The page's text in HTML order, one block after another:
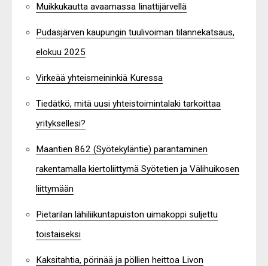
Muikkukautta avaamassa Iinattijärvellä
Pudasjärven kaupungin tuulivoiman tilannekatsaus,
elokuu 2025
Virkeää yhteismeininkiä Kuressa
Tiedätkö, mitä uusi yhteistoimintalaki tarkoittaa
yrityksellesi?
Maantien 862 (Syötekyläntie) parantaminen
rakentamalla kiertoliittymä Syötetien ja Välihuikosen
liittymään
Pietarilan lähiliikuntapuiston uimakoppi suljettu
toistaiseksi
Kaksitahtia, pörinää ja pöllien heittoa Livon